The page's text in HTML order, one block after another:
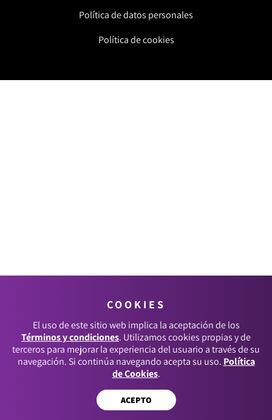
Política de datos personales
Política de cookies
COOKIES
El uso de este sitio web implica la aceptación de los
Términos y condiciones. Utilizamos cookies propias y de
terceros para mejorar la experiencia del usuario a través de su
navegación. Si continúa navegando acepta su uso. Política
de Cookies.
ACEPTO